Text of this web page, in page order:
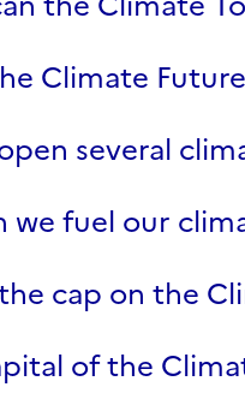
Climate
several
we fuel our
cap on the
of the